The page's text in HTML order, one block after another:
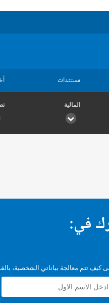
مستندات
المالية
في:
كيف تتم معالجة بياناتي الشخصية،